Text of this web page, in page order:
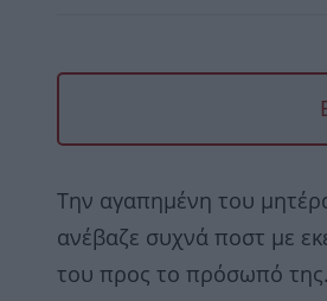
Την αγαπημένη του
ανέβαζε συχνά ποστ με
του προς το πρόσωπό της.